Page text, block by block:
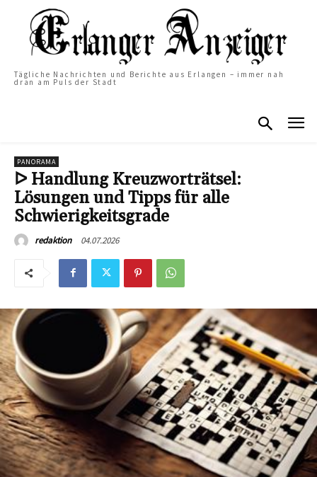
Tägliche Nachrichten und Berichte aus Erlangen – immer nah
dran am Puls der Stadt
PANORAMA
ᐅ Handlung Kreuzworträtsel:
Lösungen und Tipps für alle
Schwierigkeitsgrade
redaktion 04.07.2026